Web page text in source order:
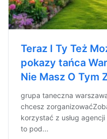
Teraz I Ty Też
pokazy tańca
Nie Masz O Tym
grupa taneczna
chcesz
korzystać z usług
to pod...